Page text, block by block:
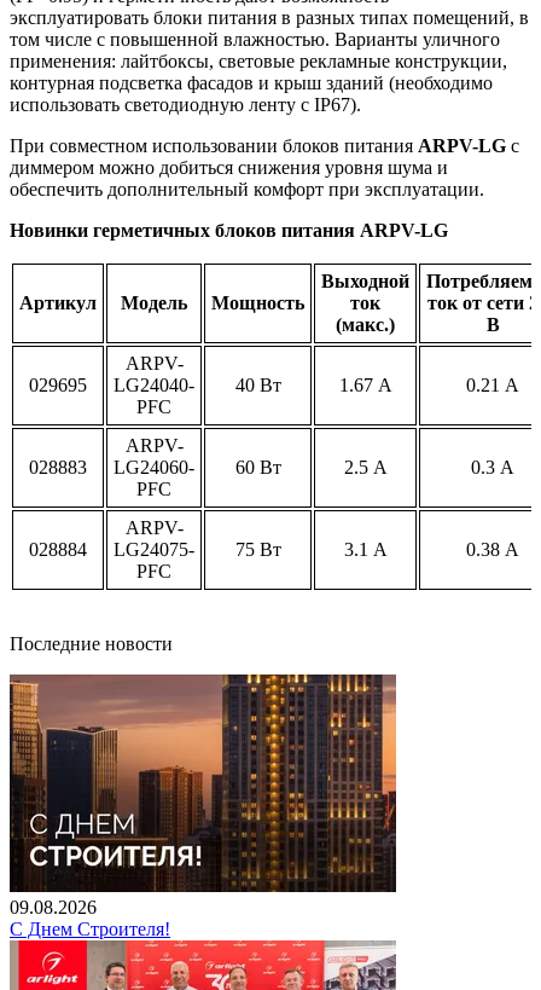
эксплуатировать блоки питания в разных типах помещений, в
том числе с повышенной влажностью. Варианты уличного
применения: лайтбоксы, световые рекламные конструкции,
контурная подсветка фасадов и крыш зданий (необходимо
использовать светодиодную ленту с IP67).
При совместном использовании блоков питания ARPV-LG с
диммером можно добиться снижения уровня шума и
обеспечить дополнительный комфорт при эксплуатации.
Новинки герметичных блоков питания ARPV-LG
Артикул Модель Мощность
Выходной
ток
(макс.)
ток от сети
В
029695
ARPV-
LG24040-
PFC
40 Вт 1.67 А 0.21 А
028883
ARPV-
LG24060-
PFC
60 Вт 2.5 А 0.3 А
028884
ARPV-
LG24075-
PFC
75 Вт 3.1 А 0.38 А
Последние новости
09.08.2026
С Днем Строителя!